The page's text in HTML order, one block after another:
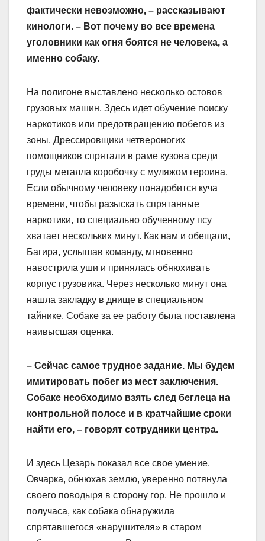
фактически невозможно, – рассказывают
кинологи. – Вот почему во все времена
уголовники как огня боятся не человека, а
именно собаку.
На полигоне выставлено несколько остовов
грузовых машин. Здесь идет обучение поиску
наркотиков или предотвращению побегов из
зоны. Дрессировщики четвероногих
помощников спрятали в раме кузова среди
груды металла коробочку с муляжом героина.
Если обычному человеку понадобится куча
времени, чтобы разыскать спрятанные
наркотики, то специально обученному псу
хватает нескольких минут. Как нам и обещали,
Багира, услышав команду, мгновенно
навострила уши и принялась обнюхивать
корпус грузовика. Через несколько минут она
нашла закладку в днище в специальном
тайнике. Собаке за ее работу была поставлена
наивысшая оценка.
– Сейчас самое трудное задание. Мы будем
имитировать побег из мест заключения.
Собаке необходимо взять след беглеца на
контрольной полосе и в кратчайшие сроки
найти его, – говорят сотрудники центра.
И здесь Цезарь показал все свое умение.
Овчарка, обнюхав землю, уверенно потянула
своего поводыря в сторону гор. Не прошло и
получаса, как собака обнаружила
спрятавшегося «нарушителя» в старом